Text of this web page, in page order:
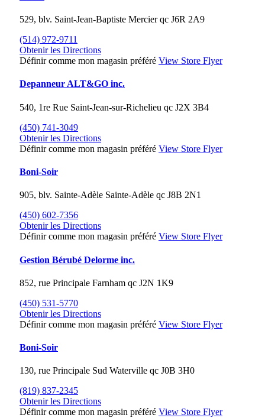
529, blv. Saint-Jean-Baptiste Mercier qc J6R 2A9
(514) 972-9711
Obtenir les Directions
Définir comme mon magasin préféré View Store Flyer
Depanneur ALT&GO inc.
540, 1re Rue Saint-Jean-sur-Richelieu qc J2X 3B4
(450) 741-3049
Obtenir les Directions
Définir comme mon magasin préféré View Store Flyer
Boni-Soir
905, blv. Sainte-Adèle Sainte-Adèle qc J8B 2N1
(450) 602-7356
Obtenir les Directions
Définir comme mon magasin préféré View Store Flyer
Gestion Bérubé Delorme inc.
852, rue Principale Farnham qc J2N 1K9
(450) 531-5770
Obtenir les Directions
Définir comme mon magasin préféré View Store Flyer
Boni-Soir
130, rue Principale Sud Waterville qc J0B 3H0
(819) 837-2345
Obtenir les Directions
Définir comme mon magasin préféré View Store Flyer